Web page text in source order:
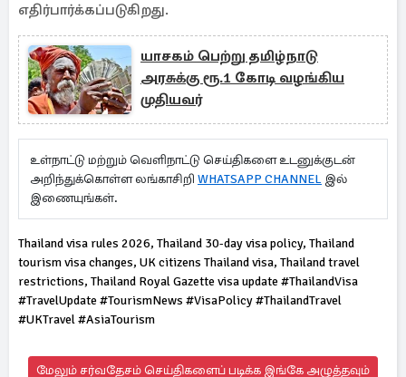
எதிர்பார்க்கப்படுகிறது.
யாசகம் பெற்று தமிழ்நாடு
அரசுக்கு ரூ.1 கோடி வழங்கிய
முதியவர்
உள்நாட்டு மற்றும் வெளிநாட்டு செய்திகளை உடனுக்குடன்
அறிந்துக்கொள்ள லங்காசிறி WHATSAPP CHANNEL இல்
இணையுங்கள்.
Thailand visa rules 2026, Thailand 30-day visa policy, Thailand
tourism visa changes, UK citizens Thailand visa, Thailand travel
restrictions, Thailand Royal Gazette visa update #ThailandVisa
#TravelUpdate #TourismNews #VisaPolicy #ThailandTravel
#UKTravel #AsiaTourism
மேலும் சர்வதேசம் செய்திகளைப் படிக்க இங்கே அழுத்தவும்